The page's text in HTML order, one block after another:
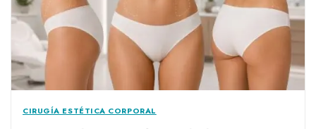
CIRUGÍA ESTÉTICA CORPORAL